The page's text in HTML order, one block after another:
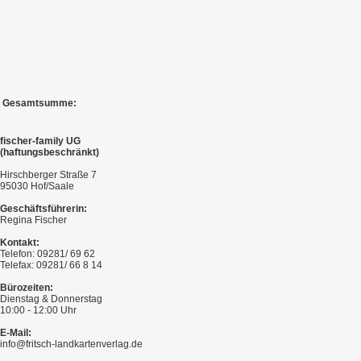
Gesamtsumme:
fischer-family UG
(haftungsbeschränkt)
Hirschberger Straße 7
95030 Hof/Saale
Geschäftsführerin:
Regina Fischer
Kontakt:
Telefon: 09281/ 69 62
Telefax: 09281/ 66 8 14
Bürozeiten:
Dienstag & Donnerstag
10:00 - 12:00 Uhr
E-Mail:
info@fritsch-landkartenverlag.de